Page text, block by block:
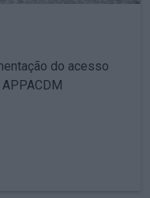
do acesso